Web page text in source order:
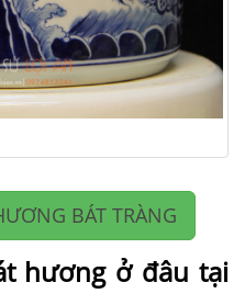
BÁT TRÀNG
hương ở đâu tại